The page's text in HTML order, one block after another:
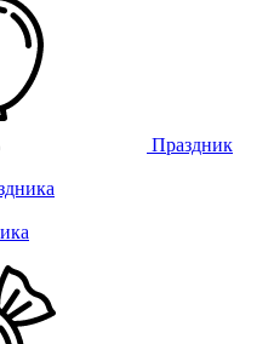
Праздник